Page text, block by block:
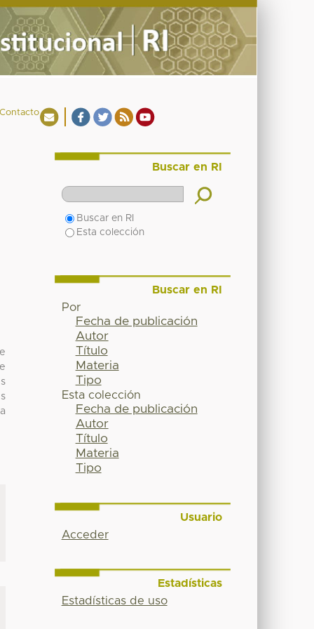
Buscar en RI
Buscar en RI
Esta colección
Buscar en RI
Por
Fecha de publicación
Autor
Título
Materia
Tipo
Esta colección
Fecha de publicación
Autor
Título
Materia
Tipo
Usuario
Acceder
Estadísticas
Estadísticas de uso